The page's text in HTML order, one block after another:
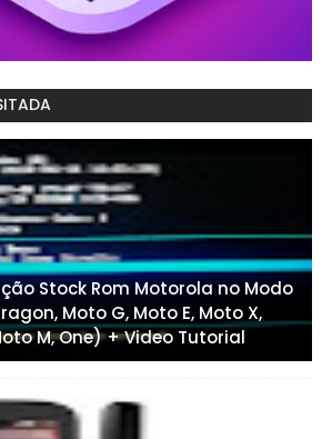
Stock Rom Motorola no Modo
Moto G, Moto E, Moto X,
M, One) + Video Tutorial